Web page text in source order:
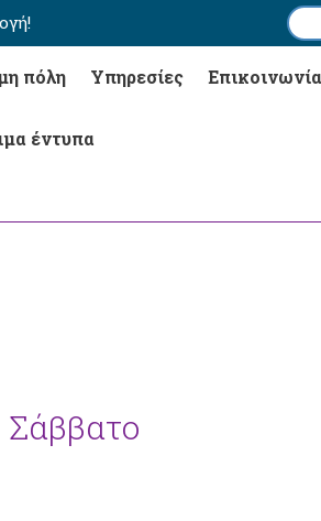
πόλη Υπηρεσίες Επικοινωνία
έντυπα